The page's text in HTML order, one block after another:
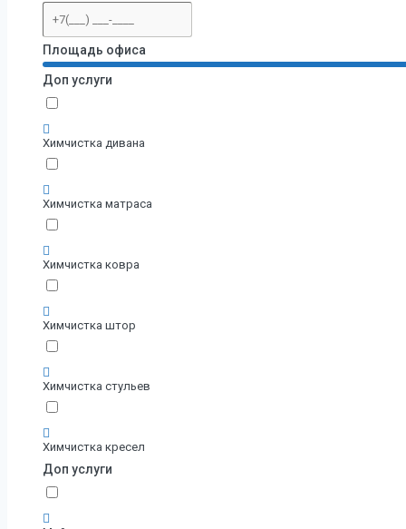
Площадь офиса
Доп услуги
Химчистка дивана
Химчистка матраса
Химчистка ковра
Химчистка штор
Химчистка стульев
Химчистка кресел
Доп услуги